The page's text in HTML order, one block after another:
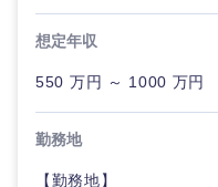
鹿児島県
想定年収
550 万円 ～ 1000 万円
勤務地
【勤務地】